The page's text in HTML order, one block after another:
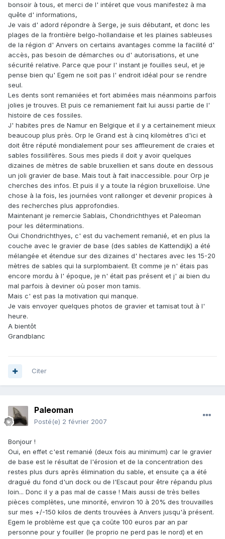
bonsoir à tous, et merci de l' intéret que vous manifestez à ma
quête d' informations,
Je vais d' adord répondre à Serge, je suis débutant, et donc les
plages de la frontière belgo-hollandaise et les plaines sableuses
de la région d' Anvers on certains avantages comme la facilité d'
accès, pas besoin de démarches ou d' autorisations, et une
sécurité relative. Parce que pour l' instant je fouilles seul, et je
pense bien qu' Egem ne soit pas l' endroit idéal pour se rendre
seul.
Les dents sont remaniées et fort abimées mais néanmoins parfois
jolies je trouves. Et puis ce remaniement fait lui aussi partie de l'
histoire de ces fossiles.
J' habites pres de Namur en Belgique et il y a certainement mieux
beaucoup plus près. Orp le Grand est à cinq kilomètres d'ici et
doit être réputé mondialement pour ses affleurement de craies et
sables fossilifères. Sous mes pieds il doit y avoir quelques
dizaines de mètres de sable bruxellien et sans doute en dessous
un joli gravier de base. Mais tout à fait inaccessible. pour Orp je
cherches des infos. Et puis il y a toute la région bruxelloise. Une
chose à la fois, les journées vont rallonger et devenir propices à
des recherches plus approfondies.
Maintenant je remercie Sablais, Chondrichthyes et Paleoman
pour les déterminations.
Oui Chondrichthyes, c' est du vachement remanié, et en plus la
couche avec le gravier de base (des sables de Kattendijk) a été
mélangée et étendue sur des dizaines d' hectares avec les 15-20
mètres de sables qui la surplombaient. Et comme je n' étais pas
encore mordu à l' époque, je n' était pas présent et j' ai bien du
mal parfois à deviner où poser mon tamis.
Mais c' est pas la motivation qui manque.
Je vais envoyer quelques photos de gravier et tamisat tout à l'
heure.
A bientôt
Grandblanc
Citer
Paleoman
Posté(e) 2 février 2007
Bonjour !
Oui, en effet c'est remanié (deux fois au minimum) car le gravier
de base est le résultat de l'érosion et de la concentration des
restes plus durs après élimination du sable, et ensuite ça a été
dragué du fond d'un dock ou de l'Escaut pour être répandu plus
loin... Donc il y a pas mal de casse ! Mais aussi de très belles
pièces complètes, une minorité, environ 10 à 20% des trouvailles
sur mes +/-150 kilos de dents trouvées à Anvers jusqu'à présent.
Egem le problème est que ça coûte 100 euros par an par
personne pour y fouiller (le proprio ne perd pas le nord) et en